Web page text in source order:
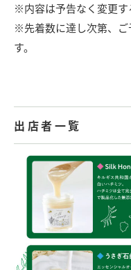
※内容は予告なく変更す
※先着数に達し次第、ご
す。
出店者一覧